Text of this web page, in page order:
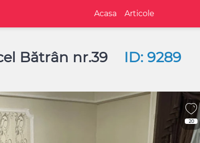
Acasa Articole
Bătrân nr.39 ID: 9289
20